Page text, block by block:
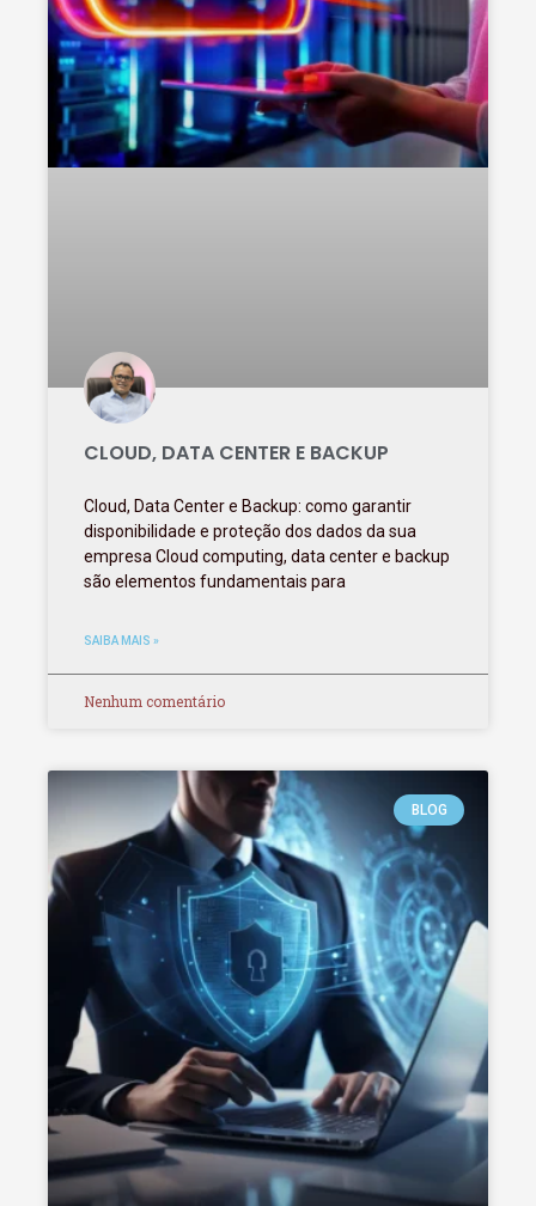
CLOUD, DATA CENTER E BACKUP
Cloud, Data Center e Backup: como garantir
disponibilidade e proteção dos dados da sua
empresa Cloud computing, data center e backup
são elementos fundamentais para
SAIBA MAIS »
Nenhum comentário
BLOG